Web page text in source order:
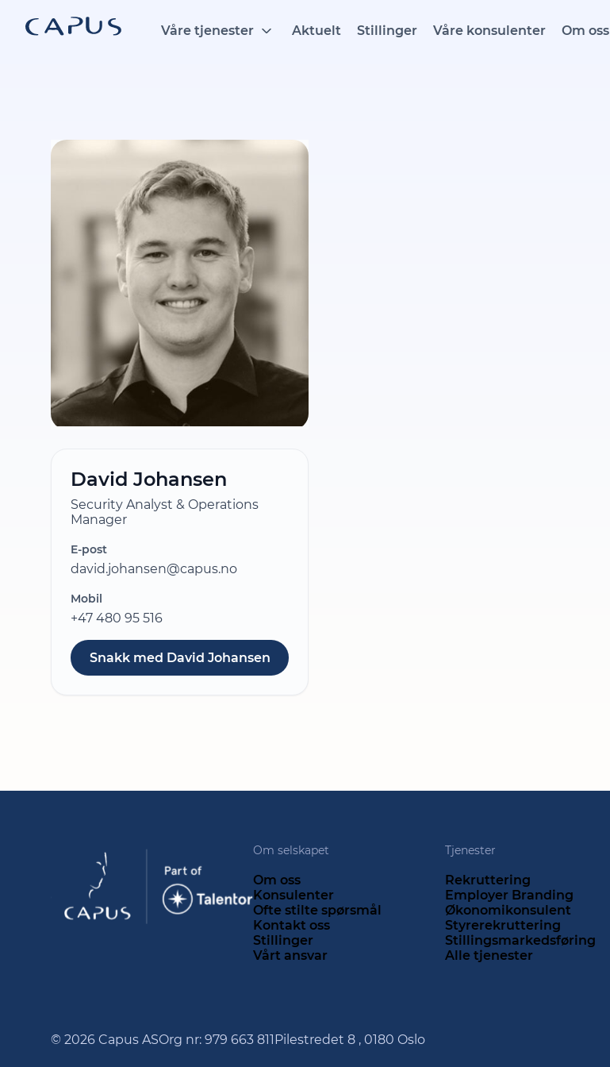
innhold
Våre tjenester Aktuelt Stillinger Våre konsulenter Om oss
David Johansen
Security Analyst & Operations
Manager
E-post
david.johansen@capus.no
Mobil
+47 480 95 516
Snakk med David Johansen
Om selskapet
Om oss
Konsulenter
Ofte stilte spørsmål
Kontakt oss
Stillinger
Vårt ansvar
Tjenester
Rekruttering
Employer Branding
Økonomikonsulent
Styrerekruttering
Stillingsmarkedsføring
Alle tjenester
© 2026 Capus ASOrg nr: 979 663 811Pilestredet 8 , 0180 Oslo